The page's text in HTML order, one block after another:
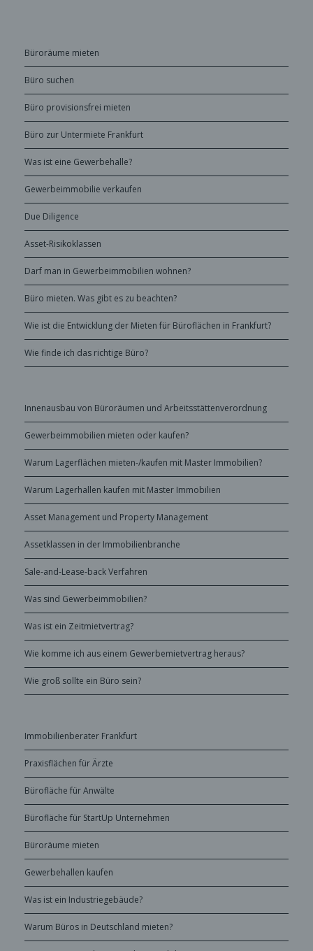
Büroräume mieten
Büro suchen
Büro provisionsfrei mieten
Büro zur Untermiete Frankfurt
Was ist eine Gewerbehalle?
Gewerbeimmobilie verkaufen
Due Diligence
Asset-Risikoklassen
Darf man in Gewerbeimmobilien wohnen?
Büro mieten. Was gibt es zu beachten?
Wie ist die Entwicklung der Mieten für Büroflächen in Frankfurt?
Wie finde ich das richtige Büro?
Innenausbau von Büroräumen und Arbeitsstättenverordnung
Gewerbeimmobilien mieten oder kaufen?
Warum Lagerflächen mieten-/kaufen mit Master Immobilien?
Warum Lagerhallen kaufen mit Master Immobilien
Asset Management und Property Management
Assetklassen in der Immobilienbranche
Sale-and-Lease-back Verfahren
Was sind Gewerbeimmobilien?
Was ist ein Zeitmietvertrag?
Wie komme ich aus einem Gewerbemietvertrag heraus?
Wie groß sollte ein Büro sein?
Immobilienberater Frankfurt
Praxisflächen für Ärzte
Bürofläche für Anwälte
Bürofläche für StartUp Unternehmen
Büroräume mieten
Gewerbehallen kaufen
Was ist ein Industriegebäude?
Warum Büros in Deutschland mieten?